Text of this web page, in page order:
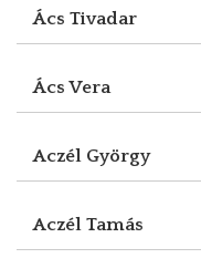
Ács Tivadar
Ács Vera
Aczél György
Aczél Tamás